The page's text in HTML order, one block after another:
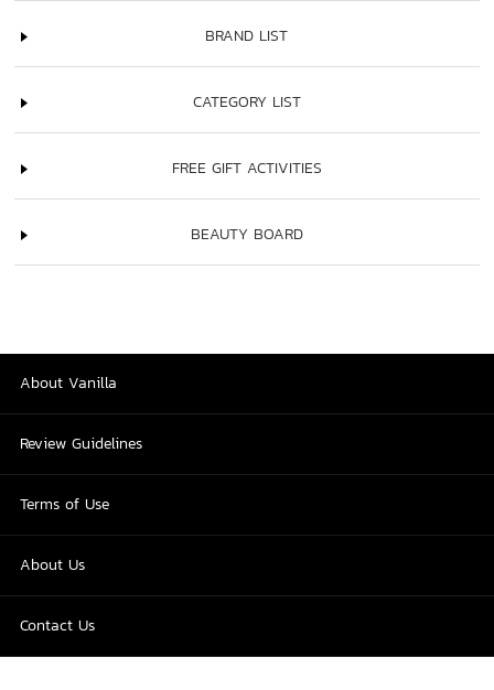
BRAND LIST
CATEGORY LIST
FREE GIFT ACTIVITIES
BEAUTY BOARD
About Vanilla
Review Guidelines
Terms of Use
About Us
Contact Us